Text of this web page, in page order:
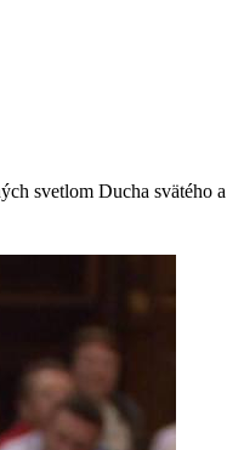
svetlom Ducha svätého a